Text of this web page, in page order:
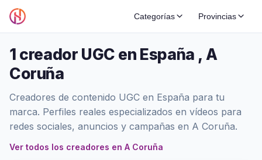
Categorías Provincias
1 creador UGC en España , A
Coruña
Creadores de contenido UGC en España para tu
marca. Perfiles reales especializados en vídeos para
redes sociales, anuncios y campañas en A Coruña.
Ver todos los creadores en A Coruña